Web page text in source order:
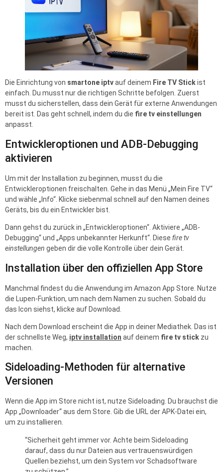
Die Einrichtung von smartone iptvauf deinem Fire TV Stickist
einfach. Du musst nur die richtigen Schritte befolgen. Zuerst
musst du sicherstellen, dass dein Gerät für externe Anwendungen
bereit ist. Das geht schnell, indem du die fire tv einstellungen
anpasst.
Entwickleroptionen und ADB-Debugging
aktivieren
Um mit der Installation zu beginnen, musst du die
Entwickleroptionen freischalten. Gehe in das Menü „Mein Fire TV“
und wähle „Info“. Klicke siebenmal schnell auf den Namen deines
Geräts, bis du ein Entwickler bist.
Dann gehst du zurück in „Entwickleroptionen“. Aktiviere „ADB-
Debugging“ und „Apps unbekannter Herkunft“. Diese fire tv
einstellungen geben dir die volle Kontrolle über dein Gerät.
Installation über den offiziellen App Store
Manchmal findest du die Anwendung im Amazon App Store. Nutze
die Lupen-Funktion, um nach dem Namen zu suchen. Sobald du
das Icon siehst, klicke auf Download.
Nach dem Download erscheint die App in deiner Mediathek. Das ist
der schnellste Weg, iptv installation auf deinem fire tv stick zu
machen.
Sideloading-Methoden für alternative
Versionen
Wenn die App im Store nicht ist, nutze Sideloading. Du brauchst die
App „Downloader“ aus dem Store. Gib die URL der APK-Datei ein,
um zu installieren.
“Sicherheit geht immer vor. Achte beim Sideloading
darauf, dass du nur Dateien aus vertrauenswürdigen
Quellen beziehst, um dein System vor Schadsoftware